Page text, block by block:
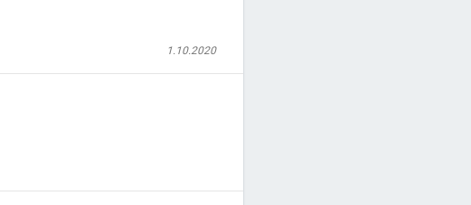
1.10.2020